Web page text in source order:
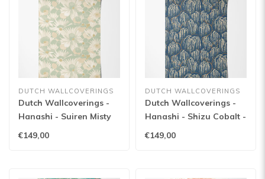
DUTCH WALLCOVERINGS
Dutch Wallcoverings -
Hanashi - Suiren Misty
Mint - HAN50143W
€149,00
DUTCH WALLCOVERINGS
Dutch Wallcoverings -
Hanashi - Shizu Cobalt -
HAN50139W
€149,00